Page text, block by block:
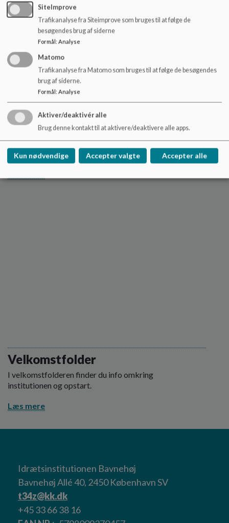
Barn i Idrætsinstitutionen
Bavnehøj
Pædagogisk idræt er en integreret del af
pædagogiken i børnehaven.
Velkomstfolder
I velkomstfolderen finder du info omkring
institutionen og opstart.
Læs mere
Idrætsinstitutionen Bavnehøj
Bavnehøj Allé 40, 2450 København SV
t34z@kk.dk
+45 33 66 38 16
SiteImprove
Trafikanalyse fra Siteimprove som bruges til at følge de
besøgendes brug af siderne
Formål: Analyse
Matomo
Trafikanalyse fra Matomo som bruges til at følge de besøgendes
brug af siderne.
Formål: Analyse
Aktiver/deaktivér alle
Brug denne kontakt til at aktivere/deaktivere alle apps.
Kun nødvendige Accepter valgte Accepter alle